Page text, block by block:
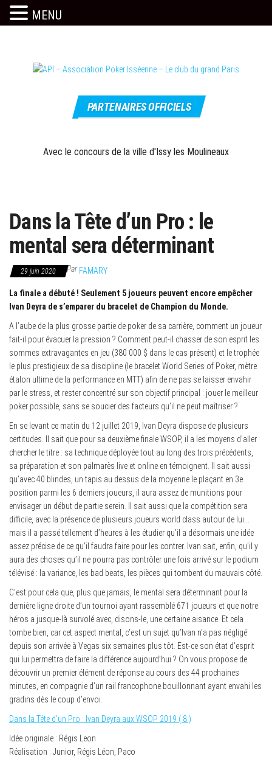
API –
Association
Isséenne –
officiel
PARTENAIRES OFFICIELS
Avec le concours de la ville d'Issy les Moulineaux
Dans la Tête d’un Pro : le
mental sera déterminant
29 juin 2020 ParFAMARY
La finale a débuté ! Seulement 5 joueurs peuvent encore empêcher
Ivan Deyra de s’emparer du bracelet de Champion du Monde.
A l’aube de la plus grosse partie de poker de sa carrière, comment un joueur
fait-il pour évacuer la pression ? Comment peut-il chasser de son esprit les
sommes extravagantes en jeu (380 000 $ dans le cas présent) et le trophée
le plus prestigieux de sa discipline (le bracelet World Series of Poker, mètre
étalon ultime de la performance en MTT) afin de ne pas se laisser envahir
par le stress, et rester concentré sur son objectif principal : jouer le meilleur
poker possible, sans se soucier des facteurs qu’il ne peut maîtriser ?
En se levant ce matin du 12 juillet 2019, Ivan Deyra dispose de plusieurs
certitudes. Il sait que pour sa deuxième finale WSOP, il a les moyens d’aller
chercher le titre : sa technique déployée tout au long des trois précédents,
sa préparation et son palmarès live et online en témoignent. Il sait aussi
qu’avec 40 blindes, un tapis au dessus de la moyenne le plaçant en 3e
position parmi les 6 derniers joueurs, il aura assez de munitions pour
envisager un début de partie serein. Il sait aussi que la compétition sera
difficile, avec la présence de plusieurs joueurs world class autour de lui…
mais il a passé tellement d’heures à les étudier qu’il a désormais une idée
assez précise de ce qu’il faudra faire pour les contrer. Ivan sait, enfin, qu’il y
aura des choses qu’il ne pourra pas contrôler une fois arrivé sur le podium
télévisé : la variance, les bad beats, les pièces qui tombent du mauvais côté.
C’est pour cela que, plus que jamais, le mental sera déterminant pour la
dernière ligne droite d’un tournoi ayant rassemblé 671 joueurs et que notre
héros a jusque-là survolé avec, disons-le, une certaine aisance. Et cela
tombe bien, car cet aspect mental, c’est un sujet qu’Ivan n’a pas négligé
depuis son arrivée à Vegas six semaines plus tôt. Est-ce son état d’esprit
qui lui permettra de faire la différence aujourd’hui ? On vous propose de
découvrir un premier élément de réponse au cours des 44 prochaines
minutes, en compagnie d’un rail francophone bouillonnant ayant envahi les
gradins dès le coup d’envoi.
Dans la Tête d’un Pro : Ivan Deyra aux WSOP 2019 ( 8 )
Idée originale : Régis Leon
Réalisation : Junior, Régis Léon, Paco
MENU